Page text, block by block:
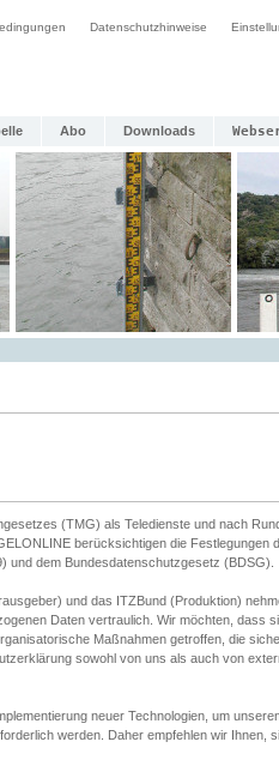
Datenschutzhinweise
Abo Downloads
(TMG) als Teledienste und nach
berücksichtigen die Festlegungen
und dem Bundesdatenschutzgesetz (BDSG).
und das ITZBund (Produktion)
Daten vertraulich. Wir möchten, dass
Maßnahmen getroffen, die
sowohl von uns als auch von
neuer Technologien, um
werden. Daher empfehlen wir Ihnen,